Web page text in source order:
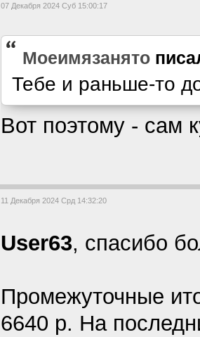
07 Декабря 2024 Суб 15:00:17
Моеимязанято
Тебе и раньше-то
Вот поэтому - сам
11 Декабря 2024 Срд 14:32:20
User63, спасибо
Промежуточные
6640 р. На